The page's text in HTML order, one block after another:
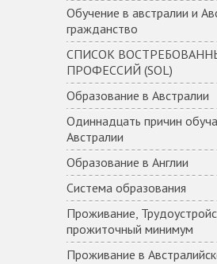
Обучение в австралии и
гражданство
СПИСОК
ПРОФЕССИЙ (SOL)
Образование в Австралии
Одиннадцать причин
Австралии
Образование в Англии
Система образования
Проживание,
прожиточный минимум
Проживание в